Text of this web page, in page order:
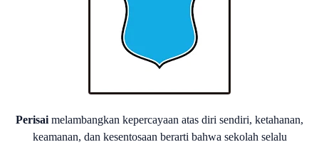
Perisai melambangkan kepercayaan atas diri sendiri, ketahanan,
keamanan, dan kesentosaan berarti bahwa sekolah selalu